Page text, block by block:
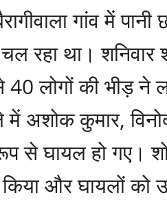
गांव में
चल रहा था।
लोगों की भीड़ ने
अशोक कुमार,
से घायल हो गए।
किया और घायलों को